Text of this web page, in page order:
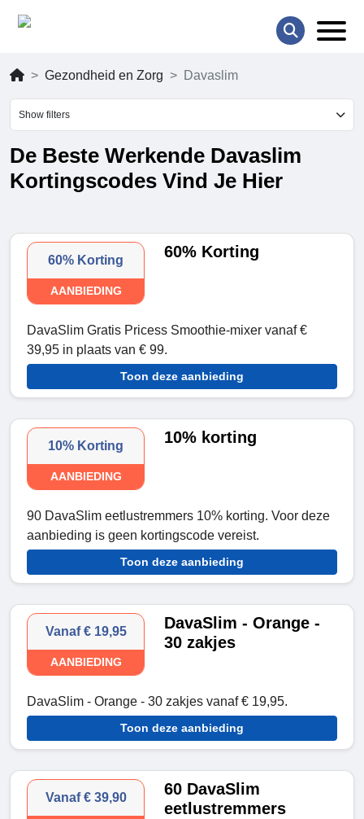
Gezondheid en Zorg Davaslim
Show filters
De Beste Werkende Davaslim
Kortingscodes Vind Je Hier
60% Korting
AANBIEDING
60% Korting
DavaSlim Gratis Pricess Smoothie-mixer vanaf €
39,95 in plaats van € 99.
Toon deze aanbieding
10% Korting
AANBIEDING
10% korting
90 DavaSlim eetlustremmers 10% korting. Voor deze
aanbieding is geen kortingscode vereist.
Toon deze aanbieding
Vanaf € 19,95
AANBIEDING
DavaSlim - Orange -
30 zakjes
DavaSlim - Orange - 30 zakjes vanaf € 19,95.
Toon deze aanbieding
Vanaf € 39,90
60 DavaSlim
eetlustremmers